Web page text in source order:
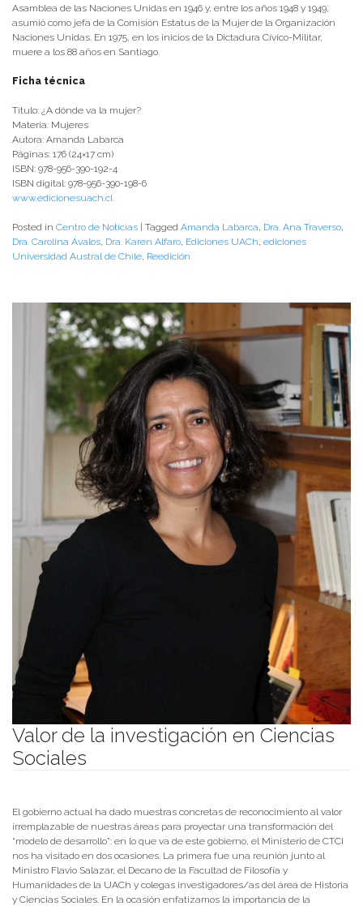
Asamblea de las Naciones Unidas en 1946 y, entre los años 1948 y 1949,
asumió como jefa de la Comisión Estatus de la Mujer de la Organización
Naciones Unidas. En 1975, en los inicios de la Dictadura Cívico-Militar,
muere a los 88 años en Santiago.
Ficha técnica
Título: ¿A dónde va la mujer?
Materia: Mujeres
Autora: Amanda Labarca
Páginas: 176 (24×17 cm)
ISBN: 978-956-390-192-4
ISBN digital: 978-956-390-198-6
www.edicionesuach.cl
Posted in Centro de Noticias | Tagged Amanda Labarca Dra. Ana Traverso
Dra. Carolina Ávalos Dra. Karen Alfaro Ediciones UACh ediciones
Universidad Austral de Chile Reedición
Valor de la investigación en Ciencias
Sociales
El gobierno actual ha dado muestras concretas de reconocimiento al valor
irremplazable de nuestras áreas para proyectar una transformación del
“modelo de desarrollo”: en lo que va de este gobierno, el Ministerio de CTCI
nos ha visitado en dos ocasiones. La primera fue una reunión junto al
Ministro Flavio Salazar, el Decano de la Facultad de Filosofía y
Humanidades de la UACh y colegas investigadores/as del área de Historia
y Ciencias Sociales. En la ocasión enfatizamos la importancia de la